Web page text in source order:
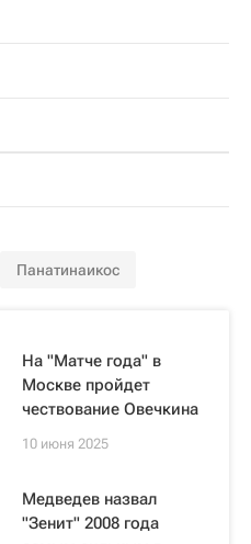
Панатинаикос
На "Матче года" в
Москве пройдет
чествование Овечкина
10 июня 2025
Медведев назвал
"Зенит" 2008 года